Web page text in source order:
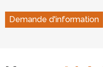
Longueur
Hauteur de travail
Demande d'information